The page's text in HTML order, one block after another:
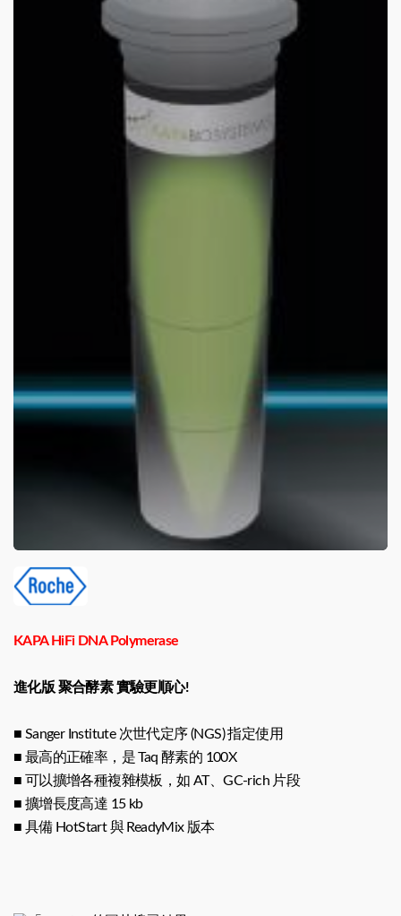
KAPA HiFi DNA Polymerase
進化版 聚合酵素 實驗更順心!
■ Sanger Institute 次世代定序 (NGS) 指定使用
■ 最高的正確率，是 Taq 酵素的 100X
■ 可以擴增各種複雜模板，如 AT、GC-rich 片段
■ 擴增長度高達 15 kb
■ 具備 HotStart 與 ReadyMix 版本